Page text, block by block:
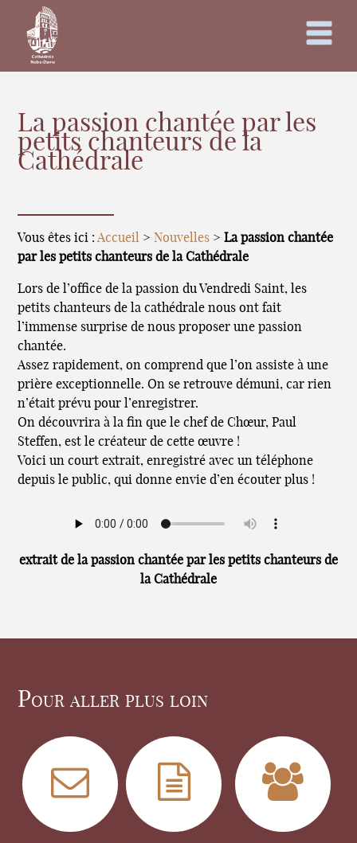
La passion chantée par les
petits chanteurs de la
Cathédrale
Vous êtes ici :Accueil > Nouvelles >La passion chantée
par les petits chanteurs de la Cathédrale
Lors de l’office de la passion du Vendredi Saint, les
petits chanteurs de la cathédrale nous ont fait
l’immense surprise de nous proposer une passion
chantée.
Assez rapidement, on comprend que l’on assiste à une
prière exceptionnelle. On se retrouve démuni, car rien
n’était prévu pour l’enregistrer.
On découvrira à la fin que le chef de Chœur, Paul
Steffen, est le créateur de cette œuvre !
Voici un court extrait, enregistré avec un téléphone
depuis le public, qui donne envie d’en écouter plus !
extrait de la passion chantée par les petits chanteurs de
la Cathédrale
Pour aller plus loin